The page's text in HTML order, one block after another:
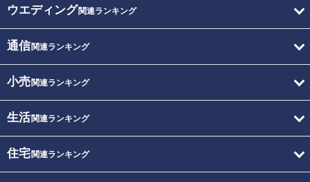
ウエディング関連ランキング
通信関連ランキング
小売関連ランキング
生活関連ランキング
住宅関連ランキング